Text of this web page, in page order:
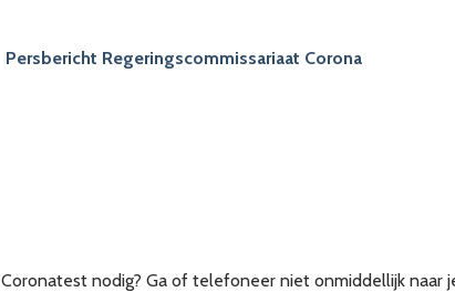
Persbericht Regeringscommissariaat Corona
Coronatest nodig? Ga of telefoneer niet onmiddellijk naar